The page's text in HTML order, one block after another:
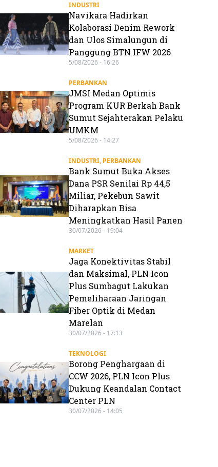
INDUSTRI
Navikara Hadirkan
Kolaborasi Denim Rework
dan Ulos Simalungun di
Panggung BTN IFW 2026
5/08/2026 - 16:26
PERBANKAN
JMSI Medan Optimis
Program KUR Berkah Bank
Sumut Sejahterakan Pelaku
UMKM
5/08/2026 - 14:27
INDUSTRI, PERBANKAN
Bank Sumut Buka Akses
Dana PSR Senilai Rp 44,5
Miliar, Pekebun Sawit
Diharapkan Bisa
Meningkatkan Hasil Panen
30/07/2026 - 19:04
MARKET
Jaga Konektivitas Stabil
dan Maksimal, PLN Icon
Plus Sumbagut Lakukan
Pemeliharaan Jaringan
Fiber Optik di Medan
Marelan
30/07/2026 - 17:13
TEKNOLOGI
Borong Penghargaan di
CCW 2026, PLN Icon Plus
Dukung Keandalan Contact
Center PLN
30/07/2026 - 14:05